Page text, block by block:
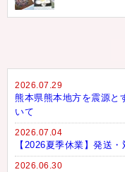
2026.07.29
熊本県熊本地方を震源と
いて
2026.07.04
【2026夏季休業】発送
2026.06.30